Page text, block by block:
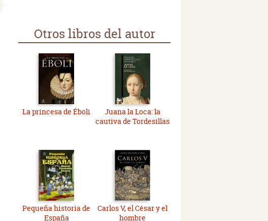
Otros libros del autor
La princesa de Éboli
Juana la Loca: la
cautiva de Tordesillas
Pequeña historia de
España
Carlos V, el César y el
hombre